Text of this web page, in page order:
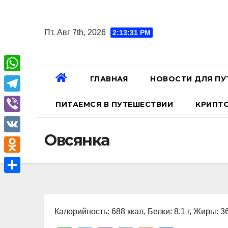
содержанию
Пт. Авг 7th, 2026 2:13:32 PM
ГЛАВНАЯ НОВОСТИ ДЛЯ
ПИТАЕМСЯ В ПУТЕШЕСТВИИ
Овсянка
Калорийность: 688 ккал, Белки: 8.1 г, Жиры:
W
h
a
A
T
e
l
e
g
V
i
b
e
V
K
O